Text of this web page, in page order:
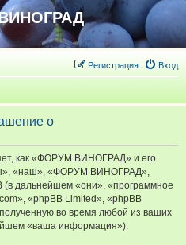
Вход
Регистрация
о
как «ФОРУМ ВИНОГРАД» и его
«наш», «ФОРУМ ВИНОГРАД»,
(в дальнейшем «они», «программное
«phpBB Limited», «phpBB
во время любой из ваших
«ваша информация»).